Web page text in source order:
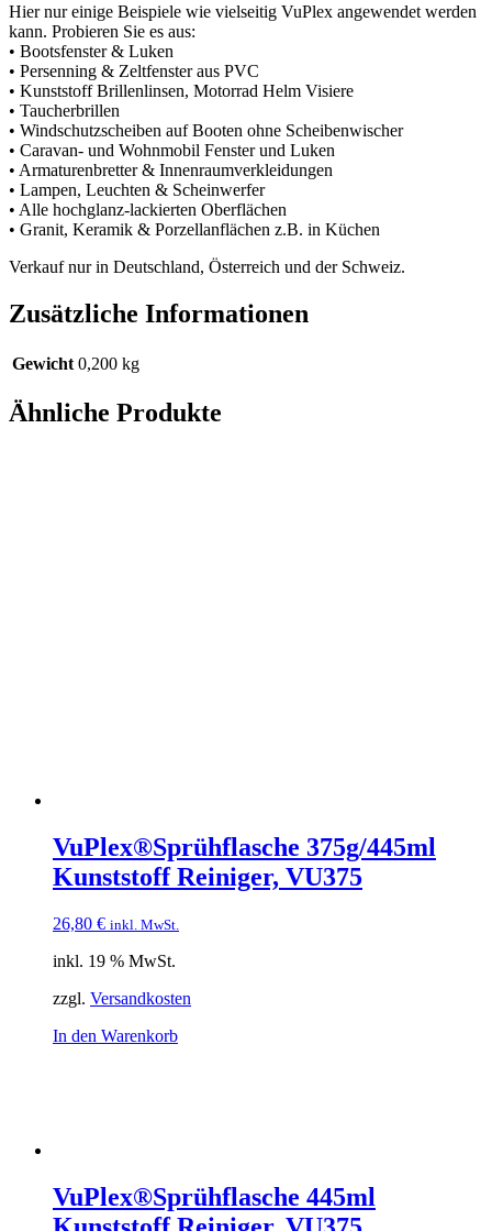
Hier nur einige Beispiele wie vielseitig VuPlex angewendet werden
kann. Probieren Sie es aus:
• Bootsfenster & Luken
• Persenning & Zeltfenster aus PVC
• Kunststoff Brillenlinsen, Motorrad Helm Visiere
• Taucherbrillen
• Windschutzscheiben auf Booten ohne Scheibenwischer
• Caravan- und Wohnmobil Fenster und Luken
• Armaturenbretter & Innenraumverkleidungen
• Lampen, Leuchten & Scheinwerfer
• Alle hochglanz-lackierten Oberflächen
• Granit, Keramik & Porzellanflächen z.B. in Küchen
Verkauf nur in Deutschland, Österreich und der Schweiz.
Zusätzliche Informationen
Gewicht 0,200 kg
Ähnliche Produkte
VuPlex®Sprühflasche 375g/445ml
Kunststoff Reiniger, VU375
26,80 € inkl. MwSt.
inkl. 19 % MwSt.
zzgl. Versandkosten
In den Warenkorb
VuPlex®Sprühflasche 445ml